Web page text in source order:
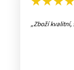
Zboží kvalitní,